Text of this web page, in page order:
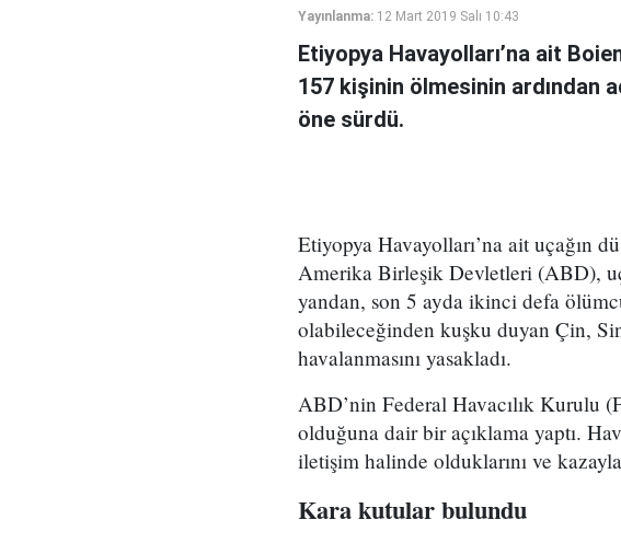
Yayınlanma: 12 Mart 2019 Salı 10:43
Etiyopya Havayolları’na ait
157 kişinin ölmesinin ardından
öne sürdü.
Etiyopya Havayolları’na ait uçağın
Amerika Birleşik Devletleri (ABD),
yandan, son 5 ayda ikinci defa
olabileceğinden kuşku duyan Çin,
havalanmasını yasakladı.
ABD’nin Federal Havacılık Kurulu
olduğuna dair bir açıklama yaptı.
iletişim halinde olduklarını ve
Kara kutular bulundu